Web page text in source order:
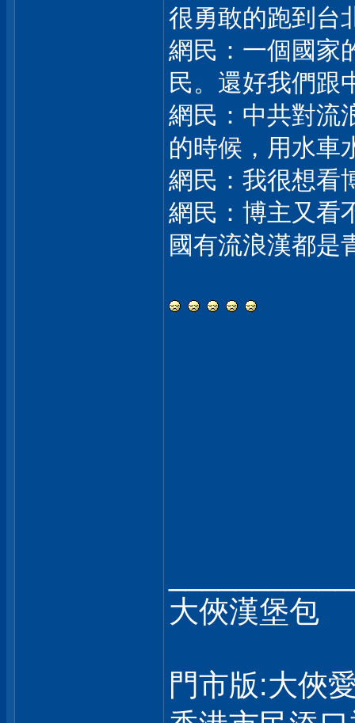
很勇敢的跑到台
網民：一個國家
民。還好我們跟
網民：中共對流
的時候，用水車
網民：我很想看
網民：博主又看
國有流浪漢都是
大俠漢堡包
門市版:大俠